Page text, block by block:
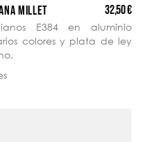
MILLET 32,50 €
E384 en aluminio
colores y plata de ley